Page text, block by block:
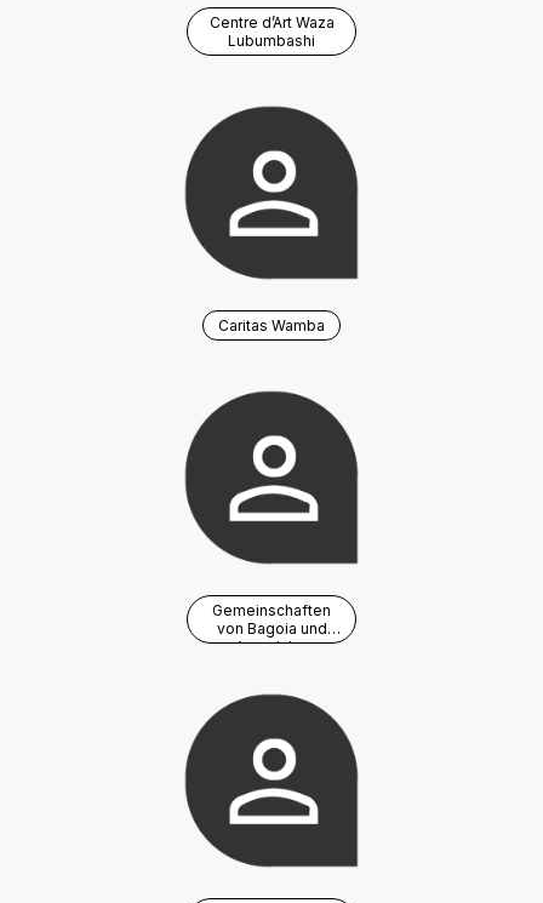
Centre d’Art Waza
Lubumbashi
Caritas Wamba
Gemeinschaften
von Bagoia und
Asandabo